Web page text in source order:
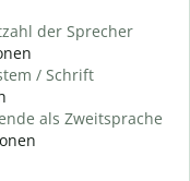
der Sprecher
/ Schrift
als Zweitsprache